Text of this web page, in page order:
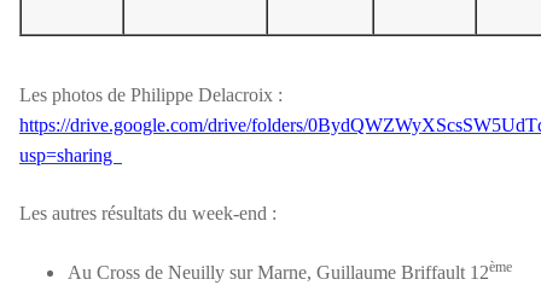
Les photos de Philippe Delacroix :
https://drive.google.com/drive/folders/
usp=sharing
Les autres résultats du week-end :
Au Cross de Neuilly sur Marne, Guillaume Briffault 12ème